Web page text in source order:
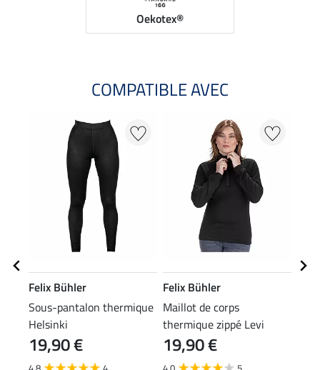
Oekotex®
COMPATIBLE AVEC
Felix Bühler
Sous-pantalon thermique
Helsinki
19,90 €
Felix Bühler
Maillot de corps
thermique zippé Levi
19,90 €